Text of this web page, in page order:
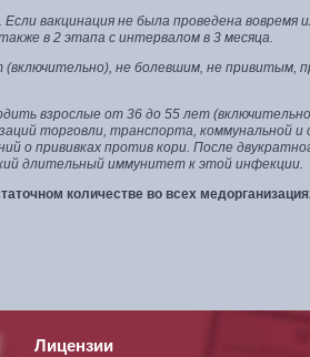
вакцинация не была проведена
в 2 этапа с интервалом в 3 месяца.
(включительно), не болевшим, не
взрослые от 36 до 55 лет
торговли, транспорта, коммунальной
прививках против кори. После
длительный иммунитет к этой инфекции.
количестве во всех
Лицензии